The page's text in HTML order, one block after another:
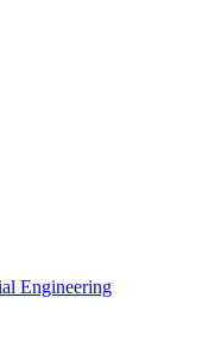
Engineering